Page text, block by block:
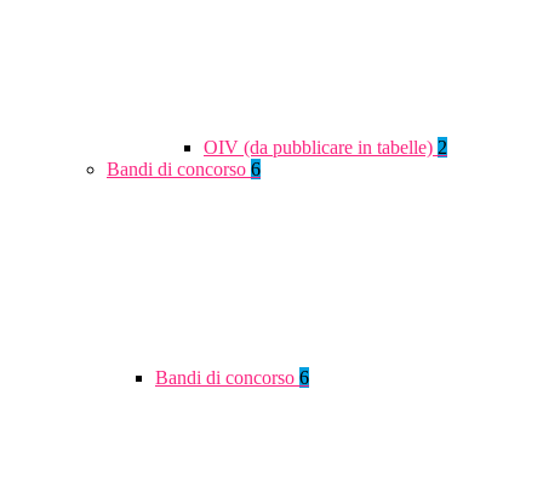
OIV (da pubblicare in tabelle) 2
Bandi di concorso 6
Bandi di concorso 6